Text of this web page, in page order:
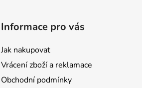
Informace pro vás
Jak nakupovat
Vrácení zboží a reklamace
Obchodní podmínky